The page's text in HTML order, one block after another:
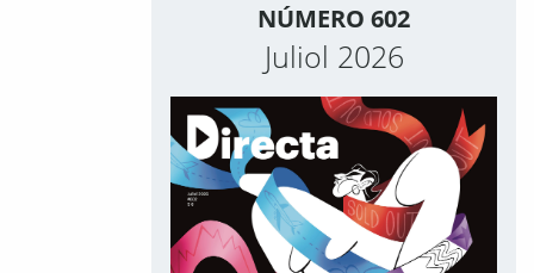
NÚMERO 602
Juliol 2026